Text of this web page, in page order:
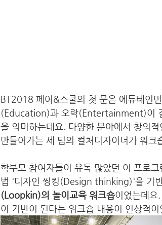
BT2018 페어&스쿨의 첫 문은 에듀테인
(Education)과 오락(Entertainment)이
을 의미하는데요. 다양한 분야에서 창의
만들어가는 세 팀의 컬처디자이너가 워크
학부모 참여자들이 유독 많았던 이 프로
법 '디자인 씽킹(Design thinking)'을 기
(Loopkin)의 놀이교육 워크숍이었는데요
이 기반이 된다는 워크숍 내용이 인상적이